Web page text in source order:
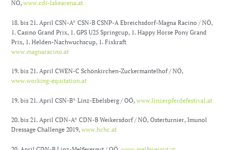
NÖ,www.cdi-lakearena.at
18. bis 21. April CSN-A* CSN-B CSNP-A Ebreichsdorf-Magna Racino / NÖ,
1. Casino Grand Prix, 1. GPS U25 Springcup, 1. Happy Horse Pony Grand
Prix, 1. Helden-Nachwuchscup, 1. Fixkraft
www.magnaracino.at
19. bis 21. April CWEN-C Schönkirchen-Zuckermantelhof / NÖ,
www.working-equitation.at
19. bis 21. April CSN-B* Linz-Ebelsberg / OÖ,www.linzerpferdefestival.at
20. bis 21. April CDN-A* CDN-B Weikersdorf / NÖ, Osterturnier, Imunol
Dressage Challenge 2019,www.hchc.at